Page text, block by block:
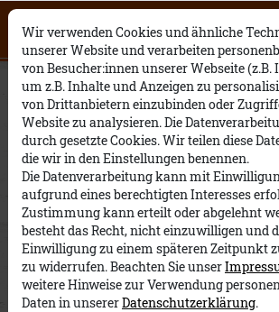
contents.
Open
Ivan A&Co
Wir verwenden Cookies und ähnliche
unserer Website und verarbeiten
von Besucher:innen unserer Webseite (z.B.
um z.B. Inhalte und Anzeigen zu
von Drittanbietern einzubinden oder
Website zu analysieren. Die
durch gesetzte Cookies. Wir teilen diese
die wir in den Einstellungen benennen.
Die Datenverarbeitung kann mit
aufgrund eines berechtigten Interesses
Zustimmung kann erteilt oder abgelehnt
besteht das Recht, nicht einzuwilligen und
Einwilligung zu einem späteren Zeitpunkt
zu widerrufen. Beachten Sie unser
weitere Hinweise zur Verwendung
Daten in unsererDaten­schutz­erklärung.